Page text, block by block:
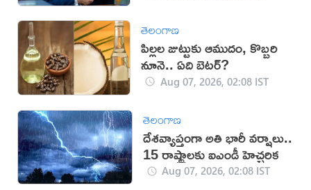
తెలంగాణ
పిల్లల జుట్టుకు ఆముదం, కొబ్బరి
నూనె.. ఏది బెటర్?
Aug 07, 2026, 02:08 IST
తెలంగాణ
దేశవ్యాప్తంగా అతి భారీ వర్షాలు..
15 రాష్ట్రాలకు ఐఎండీ హెచ్చరిక
Aug 07, 2026, 02:08 IST